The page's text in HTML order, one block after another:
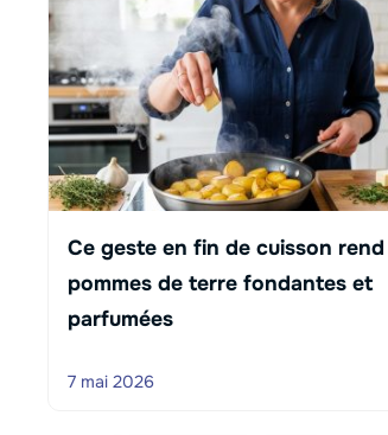
Ce geste en fin de cuisson
pommes de terre fondantes et
parfumées
7 mai 2026